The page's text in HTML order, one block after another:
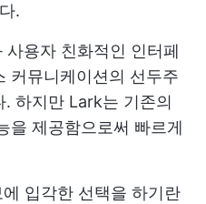
.
용자 친화적인 인터페
커뮤니케이션의 선두주
하지만 Lark는 기존의
을 제공함으로써 빠르게
입각한 선택을 하기란